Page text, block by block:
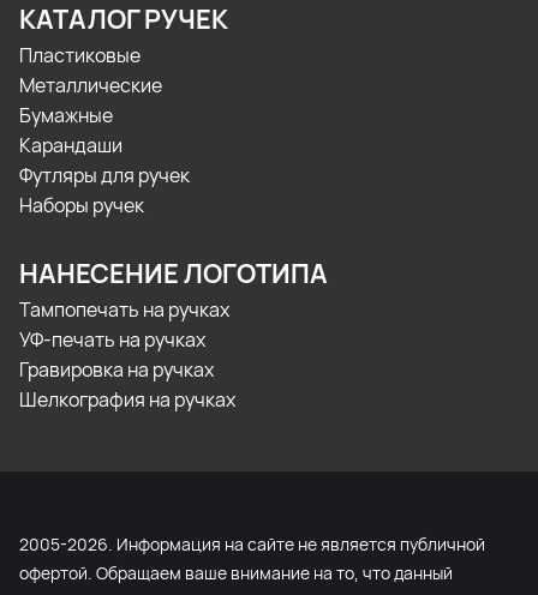
КАТАЛОГ РУЧЕК
Пластиковые
Металлические
Бумажные
Карандаши
Футляры для ручек
Наборы ручек
НАНЕСЕНИЕ ЛОГОТИПА
Тампопечать на ручках
УФ-печать на ручках
Гравировка на ручках
Шелкография на ручках
2005-2026. Информация на сайте не является публичной
офертой. Обращаем ваше внимание на то, что данный